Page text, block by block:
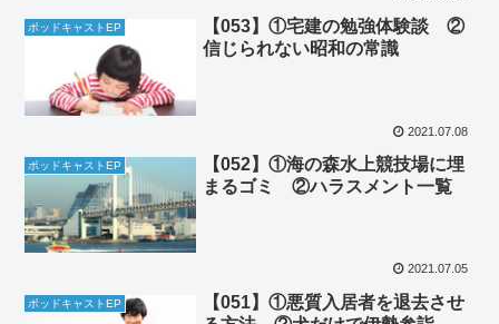
ポッドキャストEP
【053】①宅建の勉強体験談 ②
信じられない昭和の常識
2021.07.08
ポッドキャストEP
【052】①海の森水上競技場に埋
まるゴミ ②ハラスメント一覧
2021.07.05
ポッドキャストEP
【051】①悪質入居者を退去させ